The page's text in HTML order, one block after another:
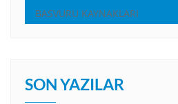
BASVURU KAYNAKLARI
SON YAZILAR